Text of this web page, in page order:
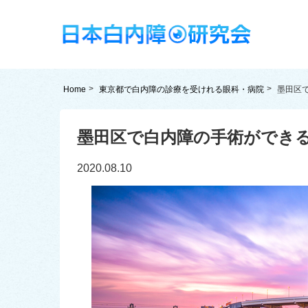
Home 東京都で白内障の診療を受けれる眼科・病院 墨田区
墨田区で白内障の手術ができ
2020.08.10